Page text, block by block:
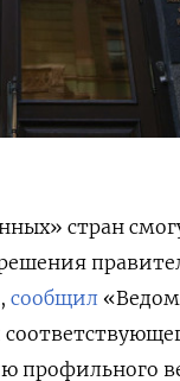
стран
сообщил
профильного